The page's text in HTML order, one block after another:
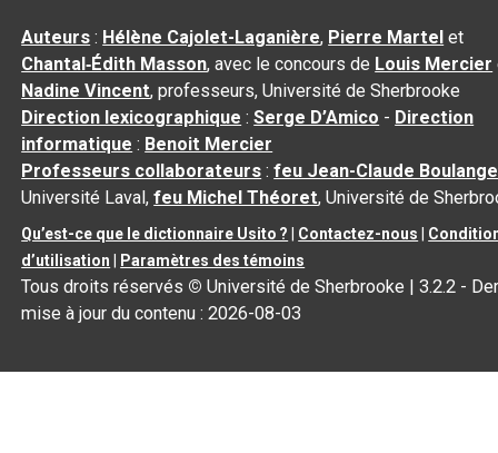
Auteurs : Hélène Cajolet-Laganière, Pierre Martel et
Chantal‑Édith Masson, avec le concours de Louis Mercier
Nadine Vincent, professeurs, Université de Sherbrooke
Direction lexicographique :Serge D’Amico - Direction
informatique : Benoit Mercier
Professeurs collaborateurs :feu Jean-Claude
Université Laval,feu Michel Théoret, Université de
Qu’est-ce que le dictionnaire Usito ? Contactez-nous
d’utilisation
Paramètres des témoins
Tous droits réservés © Université de Sherbrooke |3.2.2 -
mise à jour du contenu :2026-08-03